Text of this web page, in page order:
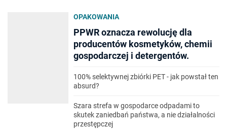
OPAKOWANIA
PPWR oznacza rewolucję dla
producentów kosmetyków, chemii
gospodarczej i detergentów.
100% selektywnej zbiórki PET - jak powstał ten
absurd?
Szara strefa w gospodarce odpadami to
skutek zaniedbań państwa, a nie działalności
przestępczej